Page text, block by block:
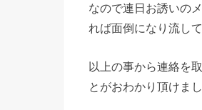
なので連日お誘いの
れば面倒になり流し
以上の事から連絡を
とがおわかり頂けま